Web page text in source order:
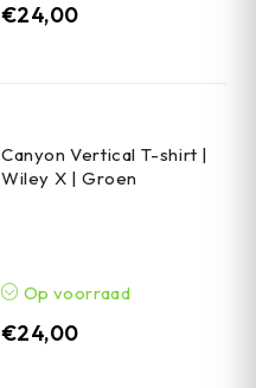
€24,00
Canyon Vertical T-shirt |
Wiley X | Groen
Op voorraad
€24,00